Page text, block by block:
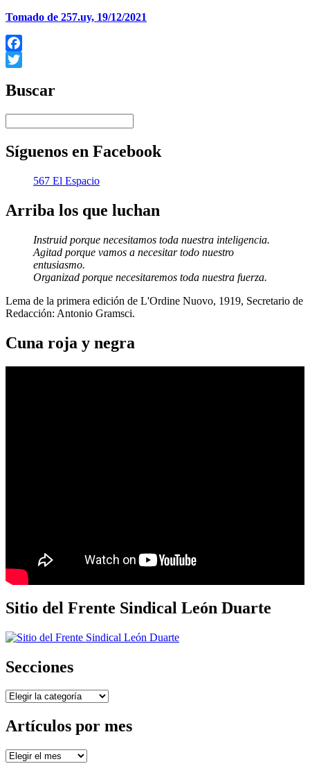
Tomado de 257.uy, 19/12/2021
Facebook
Buscar
Síguenos en Facebook
567 El Espacio
Arriba los que luchan
Instruid porque necesitamos toda nuestra inteligencia.
Agitad porque vamos a necesitar todo nuestro
entusiasmo.
Organizad porque necesitaremos toda nuestra fuerza.
Lema de la primera edición de L'Ordine Nuovo, 1919, Secretario de
Redacción: Antonio Gramsci.
Cuna roja y negra
Sitio del Frente Sindical León Duarte
Secciones
Secciones
Artículos por mes
Artículos